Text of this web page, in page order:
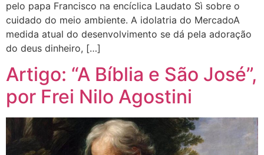
pelo papa Francisco na encíclica Laudato Sì sobre o
cuidado do meio ambiente. A idolatria do MercadoA
medida atual do desenvolvimento se dá pela adoração
do deus dinheiro, […]
Artigo: “A Bíblia e São José”,
por Frei Nilo Agostini